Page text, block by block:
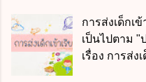
ปานกลางที่
ประกอบการ
ข้อใด ก. กา
ดังต่อไปนี้ ยก
ดิจิทัลอย่างคุ้
โครงสร้างพื้
การส่งเด็กเ
เป็นไปตาม "
เรื่อง การส่ง